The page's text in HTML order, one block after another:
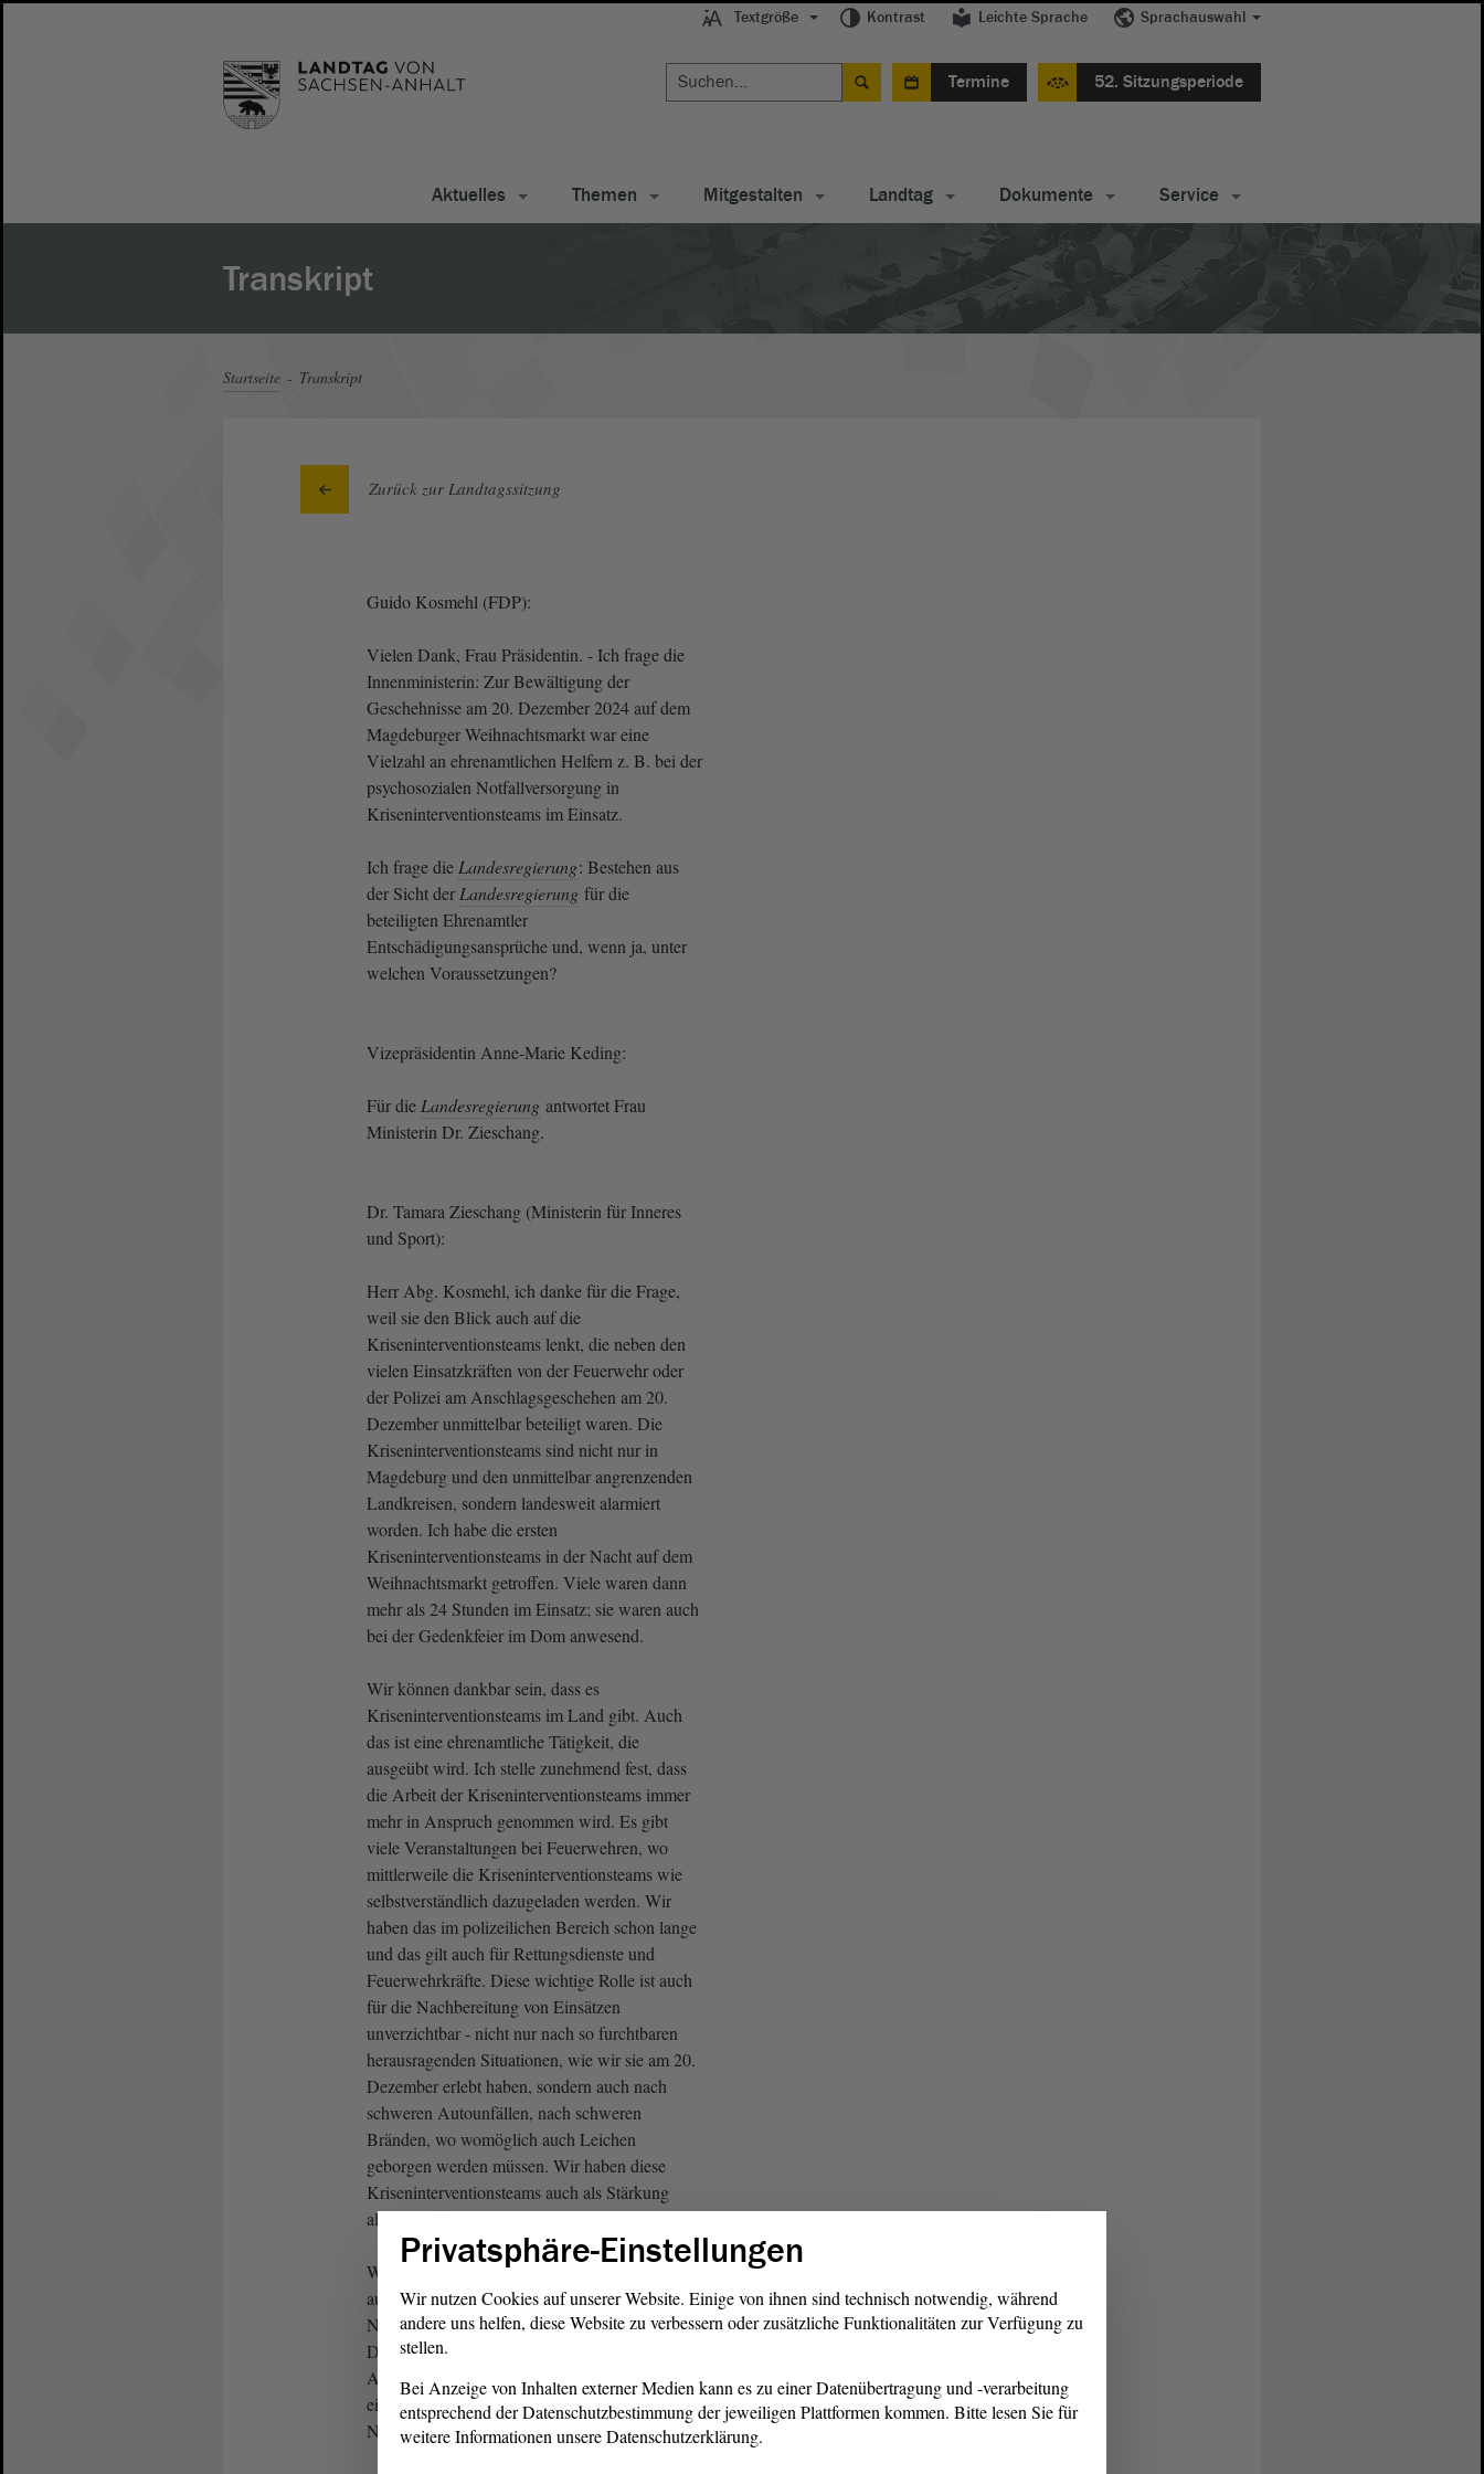
Textgröße Kontrast Leichte Sprache Sprachauswahl
Termine 52. Sitzungsperiode
Aktuelles Themen Mitgestalten Landtag Dokumente Service
Transkript
Startseite Transkript
Zurück zur Landtagssitzung
Guido Kosmehl (FDP):
Vielen Dank, Frau Präsidentin. - Ich frage die
Innenministerin: Zur Bewältigung der
Geschehnisse am 20. Dezember 2024 auf dem
Magdeburger Weihnachtsmarkt war eine
Vielzahl an ehrenamtlichen Helfern z. B. bei der
psychosozialen Notfallversorgung in
Kriseninterventionsteams im Einsatz.
Ich frage die Landesregierung: Bestehen aus
der Sicht der Landesregierung für die
beteiligten Ehrenamtler
Entschädigungsansprüche und, wenn ja, unter
welchen Voraussetzungen?
Vizepräsidentin Anne-Marie Keding:
Für die Landesregierung antwortet Frau
Ministerin Dr. Zieschang.
Dr. Tamara Zieschang (Ministerin für Inneres
und Sport):
Herr Abg. Kosmehl, ich danke für die Frage,
weil sie den Blick auch auf die
Kriseninterventionsteams lenkt, die neben den
vielen Einsatzkräften von der Feuerwehr oder
der Polizei am Anschlagsgeschehen am 20.
Dezember unmittelbar beteiligt waren. Die
Kriseninterventionsteams sind nicht nur in
Magdeburg und den unmittelbar angrenzenden
Landkreisen, sondern landesweit alarmiert
worden. Ich habe die ersten
Kriseninterventionsteams in der Nacht auf dem
Weihnachtsmarkt getroffen. Viele waren dann
mehr als 24 Stunden im Einsatz; sie waren auch
bei der Gedenkfeier im Dom anwesend.
Wir können dankbar sein, dass es
Kriseninterventionsteams im Land gibt. Auch
das ist eine ehrenamtliche Tätigkeit, die
ausgeübt wird. Ich stelle zunehmend fest, dass
die Arbeit der Kriseninterventionsteams immer
mehr in Anspruch genommen wird. Es gibt
viele Veranstaltungen bei Feuerwehren, wo
mittlerweile die Kriseninterventionsteams wie
selbstverständlich dazugeladen werden. Wir
haben das im polizeilichen Bereich schon lange
und das gilt auch für Rettungsdienste und
Feuerwehrkräfte. Diese wichtige Rolle ist auch
für die Nachbereitung von Einsätzen
unverzichtbar - nicht nur nach so furchtbaren
herausragenden Situationen, wie wir sie am 20.
Dezember erlebt haben, sondern auch nach
schweren Autounfällen, nach schweren
Bränden, wo womöglich auch Leichen
geborgen werden müssen. Wir haben diese
Kriseninterventionsteams auch als Stärkung
aller übrigen Einsatzkräfte.
Wir haben uns deswegen im Land gemeinsam
auf den Weg gemacht, die psychosoziale
Notfallversorgung im Land besser aufzustellen.
Deswegen ist mit der Neustrukturierung der
Abteilung 5 im Innenministerium ganz bewusst
ein Landesbeauftragter für die psychosoziale
Notfallversorgung geschaffen worden.
Privatsphäre-Einstellungen
Wir nutzen Cookies auf unserer Website. Einige von ihnen sind technisch notwendig, während
andere uns helfen, diese Website zu verbessern oder zusätzliche Funktionalitäten zur Verfügung zu
stellen.
Bei Anzeige von Inhalten externer Medien kann es zu einer Datenübertragung und -verarbeitung
entsprechend der Datenschutzbestimmung der jeweiligen Plattformen kommen. Bitte lesen Sie für
weitere Informationen unsere Datenschutzerklärung.